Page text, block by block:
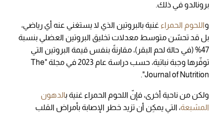
برونالدو في ذلك.
واللحوم الحمراء غنية بالبروتين الذي لا يستغني عنه أي رياضي،
بل قد تحسّن متوسط معدلات تخليق البروتين العضلي بنسبة
47% (في حالة لحم البقر)، مقارنةً بنفس قيمة البروتين التي
توفّرها وجبة نباتية، حسب دراسة عام 2023 في مجلة "The
Journal of Nutrition".
ولكن من ناحية أخرى، فإنّ اللحوم الحمراء غنية بالدهون
المشبعة، التي يمكِن أن تزيد خطر الإصابة بأمراض القلب